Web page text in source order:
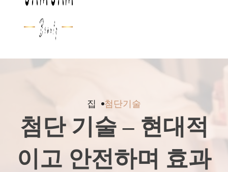
집 첨단기술
첨단 기술 – 현대적
이고 안전하며 효과